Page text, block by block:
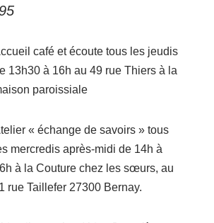
café et écoute tous les jeudis
13h30 à 16h au 49 rue Thiers à la
paroissiale
« échange de savoirs » tous
mercredis après-midi de 14h à
à la Couture chez les sœurs, au
rue Taillefer 27300 Bernay.